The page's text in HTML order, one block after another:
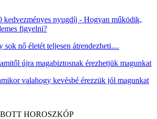
kedvezményes nyugdíj - Hogyan működik,
figyelni?
sok nő életét teljesen átrendezheti....
újra magabiztosnak érezhetjük magunkat
valahogy kevésbé érezzük jól magunkat
HOROSZKÓP